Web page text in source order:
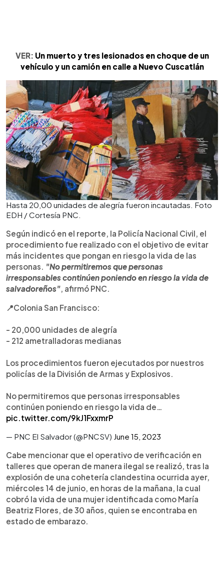
VER: Un muerto y tres lesionados en choque de un
vehículo y un camión en calle a Nuevo Cuscatlán
Hasta 20,00 unidades de alegría fueron incautadas. Foto
EDH / Cortesía PNC.
Según indicó en el reporte, la Policía Nacional Civil, el
procedimiento fue realizado con el objetivo de evitar
más incidentes que pongan en riesgo la vida de las
personas.
"No permitiremos que personas
irresponsables continúen poniendo en riesgo la vida de
salvadoreños" , afirmó PNC.
📍Colonia San Francisco:
- 20,000 unidades de alegría
- 212 ametralladoras medianas
Los procedimientos fueron ejecutados por nuestros
policías de la División de Armas y Explosivos.
No permitiremos que personas irresponsables
continúen poniendo en riesgo la vida de…
pic.twitter.com/9kJ1FxxmrP
— PNC El Salvador (@PNCSV) June 15, 2023
Cabe mencionar que el operativo de verificación en
talleres que operan de manera ilegal se realizó, tras la
explosión de una cohetería clandestina ocurrida ayer,
miércoles 14 de junio, en horas de la mañana, la cual
cobró la vida de una mujer identificada como María
Beatriz Flores, de 30 años, quien se encontraba en
estado de embarazo.